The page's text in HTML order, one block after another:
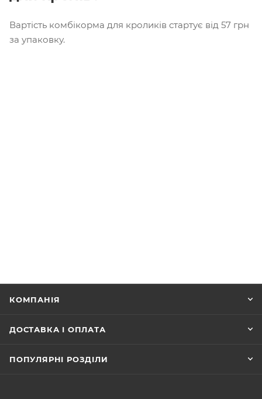
Вартість комбікорма для кроликів стартує від 57 грн
за упаковку.
КОМПАНІЯ
ДОСТАВКА І ОПЛАТА
ПОПУЛЯРНІ РОЗДІЛИ